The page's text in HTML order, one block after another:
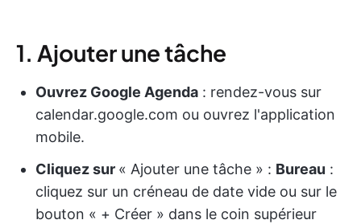
1. Ajouter une tâche
Ouvrez Google Agenda : rendez-vous sur
calendar.google.com ou ouvrez l'application
mobile.
Cliquez sur « Ajouter une tâche » : Bureau :
cliquez sur un créneau de date vide ou sur le
bouton « + Créer » dans le coin supérieur